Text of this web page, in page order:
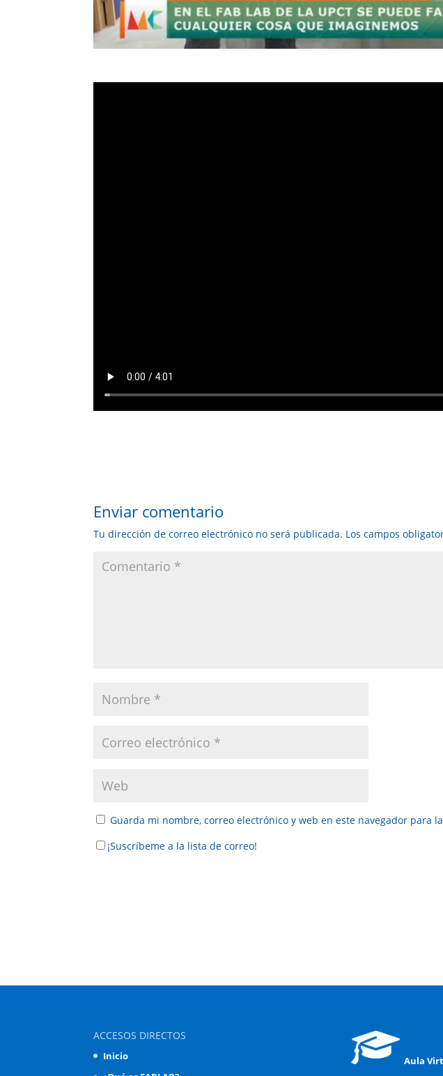
Enviar comentario
Tu dirección de correo electrónico no será publicada. Los campos
Guarda mi nombre, correo electrónico y web en este navegador para
¡Suscríbeme a la lista de correo!
ACCESOS DIRECTOS
Inicio
Aula